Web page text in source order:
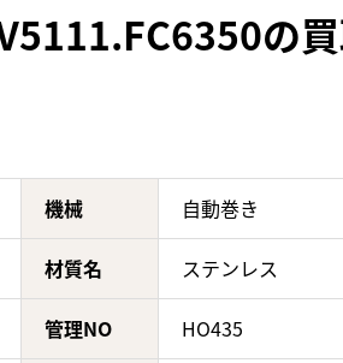
の
機械 自動巻き
材質名 ステンレス
管理NO HO435